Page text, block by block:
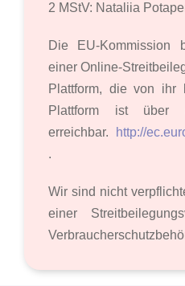
2 MStV: Nataliia
Die EU-Kommission
einer Online-
Plattform, die von ihr
Plattform ist über
erreichbar.
http://
.
Wir sind nicht
einer